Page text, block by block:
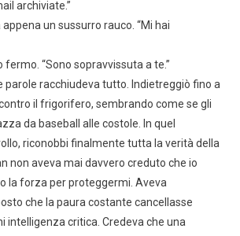
archiviate.”
appena un sussurro rauco. “Mi hai
fermo. “Sono sopravvissuta a te.”
parole racchiudeva tutto. Indietreggiò fino a
il frigorifero, sembrando come se gli
da baseball alle costole. In quel
riconobbi finalmente tutta la verità della
non aveva mai davvero creduto che io
la forza per proteggermi. Aveva
che la paura costante cancellasse
intelligenza critica. Credeva che una